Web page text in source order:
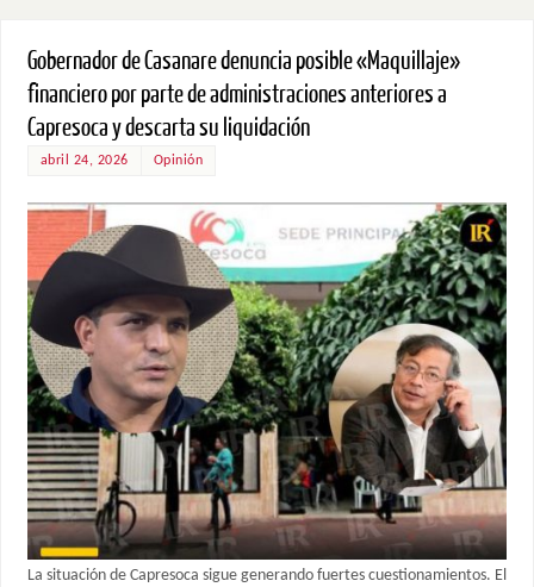
Gobernador de Casanare denuncia posible «Maquillaje»
financiero por parte de administraciones anteriores a
Capresoca y descarta su liquidación
abril 24, 2026 Opinión
La situación de Capresoca sigue generando fuertes cuestionamientos. El